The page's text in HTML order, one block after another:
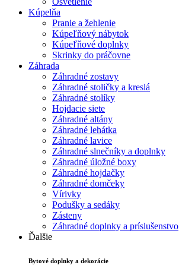
Kúpelňa
Pranie a žehlenie
Kúpeľňový nábytok
Kúpeľňové doplnky
Skrinky do práčovne
Záhrada
Záhradné zostavy
Záhradné stoličky a kreslá
Záhradné stolíky
Hojdacie siete
Záhradné altány
Záhradné lehátka
Záhradné lavice
Záhradné slnečníky a doplnky
Záhradné úložné boxy
Záhradné hojdačky
Záhradné domčeky
Vírivky
Podušky a sedáky
Zásteny
Záhradné doplnky a príslušenstvo
Ďalšie
Bytové doplnky a dekorácie